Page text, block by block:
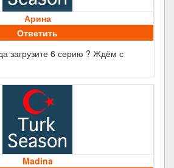
Арина
Ответить
загрузите 6 серию ? Ждём с
Madina